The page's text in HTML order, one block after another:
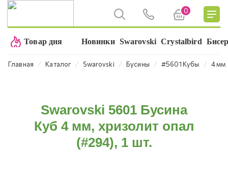
0
Товар дня Новинки Swarovski Crystalbird
Главная ⁄ Каталог ⁄ Swarovski ⁄ Бусины ⁄ #5601 Кубы ⁄ 4 мм
Swarovski 5601 Бусина
Куб 4 мм, хризолит опал
(#294), 1 шт.